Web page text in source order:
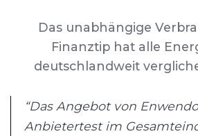
Das unabhängige
Finanztip hat alle
deutschlandweit
“Das Angebot von
Anbietertest im